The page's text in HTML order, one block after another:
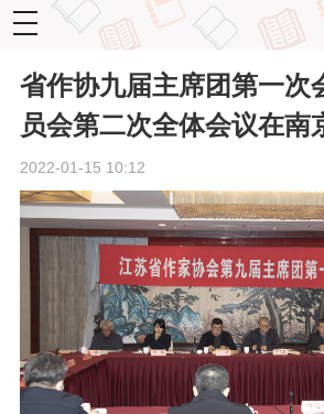
toggle
navigation
省作协九届主席团第一次
员会第二次全体会议在南
2022-01-15 10:12